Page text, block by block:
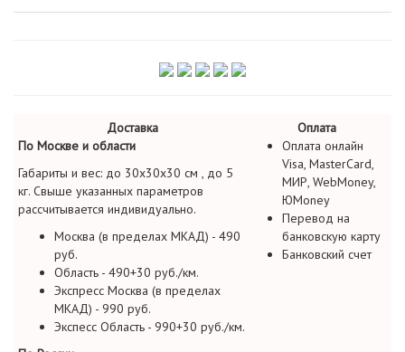
Доставка
Оплата
По Москве и области
Габариты и вес: до 30х30х30 см , до 5
кг. Свыше указанных параметров
рассчитывается индивидуально.
Москва (в пределах МКАД) - 490
руб.
Область - 490+30 руб./км.
Экспресс Москва (в пределах
МКАД) - 990 руб.
Экспесс Область - 990+30 руб./км.
Оплата онлайн
Visa, MasterCard,
МИР, WebMoney,
ЮMoney
Перевод на
банковскую карту
Банковский счет